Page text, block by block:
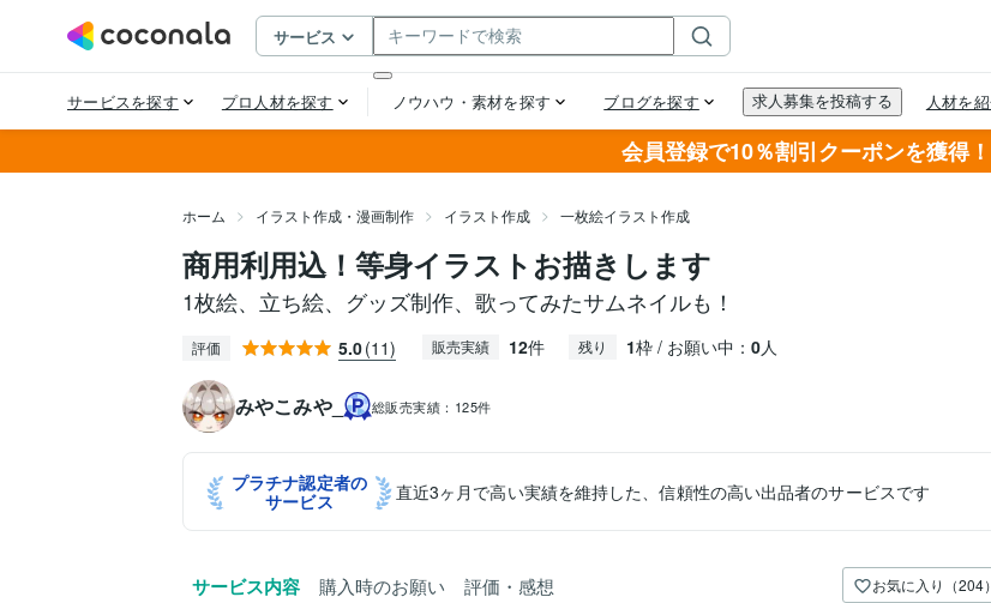
会員登録で10％割引クーポンを獲得！
ホーム イラスト作成・漫画制作 イラスト作成 一枚絵イラスト作成
商用利用込！等身イラストお描きします
1枚絵、立ち絵、グッズ制作、歌ってみたサムネイルも！
評価 5.0(11) 販売実績 12件 残り 1枠 / お願い中： 0人
みやこみや_ 総販売実績： 125件
プラチナ認定者の
サービス
直近3ヶ月で高い実績を維持した、信頼性の高い出品者のサービスです
サービス内容 購入時のお願い 評価・感想 お気に入り（204）